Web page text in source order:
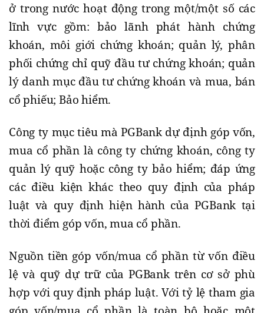
ở trong nước hoạt động trong một/một số các
lĩnh vực gồm: bảo lãnh phát hành chứng
khoán, môi giới chứng khoán; quản lý, phân
phối chứng chỉ quỹ đầu tư chứng khoán; quản
lý danh mục đầu tư chứng khoán và mua, bán
cổ phiếu; Bảo hiểm.
Công ty mục tiêu mà PGBank dự định góp vốn,
mua cổ phần là công ty chứng khoán, công ty
quản lý quỹ hoặc công ty bảo hiểm; đáp ứng
các điều kiện khác theo quy định của pháp
luật và quy định hiện hành của PGBank tại
thời điểm góp vốn, mua cổ phần.
Nguồn tiền góp vốn/mua cổ phần từ vốn điều
lệ và quỹ dự trữ của PGBank trên cơ sở phù
hợp với quy định pháp luật. Với tỷ lệ tham gia